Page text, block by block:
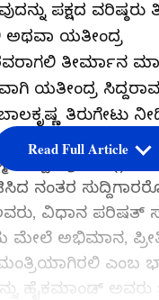
ಪಕ್ಷದ ವರಿಷ್ಠರು
ಅಥವಾ ಯತೀಂದ್ರ
ತೀರ್ಮಾನ
ಯತೀಂದ್ರ
ತಿರುಗೇಟು
ಕಟ್ಟೆ ಗ್ರಾಮದಲ್ಲಿ
ನಂತರ
ವಿಧಾನ ಪರಿಷತ್
ಅಭಿಮಾನ,
ಎಂಬ
ಹೈಕಮಾಂಡ್ ಅವರು
Read Full Article